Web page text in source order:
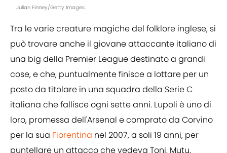
Julian Finney/Getty Images
Tra le varie creature magiche del folklore inglese, si
può trovare anche il giovane attaccante italiano di
una big della Premier League destinato a grandi
cose, e che, puntualmente finisce a lottare per un
posto da titolare in una squadra della Serie C
italiana che fallisce ogni sette anni. Lupoli è uno di
loro, promessa dell'Arsenal e comprato da Corvino
per la sua Fiorentina nel 2007, a soli 19 anni, per
puntellare un attacco che vedeva Toni, Mutu,